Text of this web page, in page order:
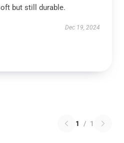
but still durable.
Dec 19, 2024
1 / 1